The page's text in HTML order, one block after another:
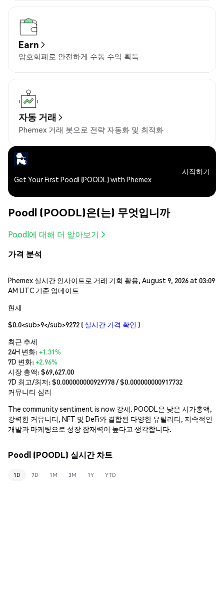
Earn
암호화폐로 안전하게 수동 수익 획득
자동 거래
Phemex 거래 봇으로 전략 자동화 및 최적화
Get Your First Poodl (POODL) with Phemex
시작하기
Poodl (POODL)은(는) 무엇입니까
Poodl에 대해 더 알아보기
가격 분석
Phemex 실시간 인사이트로 거래 기회 활용, August 9, 2026 at 03:09
AM UTC 기준 업데이트
현재
$0.0<sub>9</sub>9272 ( 실시간 가격 확인 )
최근 추세
24H 변화:+1.31%
7D 변화:+2.96%
시장 총액:$69,627.00
7D 최고/최저: $0.000000000929778 / $0.000000000917732
커뮤니티 심리
The community sentiment is now 강세. POODL은 낮은 시가총액,
강력한 커뮤니티, NFT 및 DeFi와 결합된 다양한 유틸리티, 지속적인
개발과 마케팅으로 성장 잠재력이 높다고 생각합니다.
Poodl (POODL) 실시간 차트
1D 7D 1M 3M 1Y YTD